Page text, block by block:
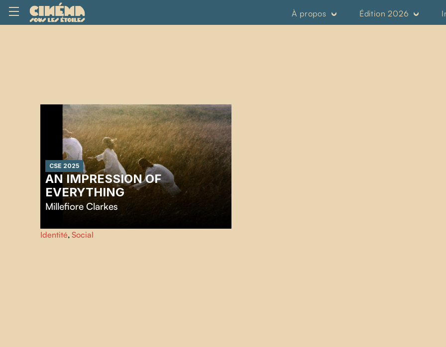
À propos Édition 2026
CSE 2025
AN IMPRESSION OF
EVERYTHING
Millefiore Clarkes
Un film lyrique tente de saisir l'unité face à la division
mondiale croissante, avec des images de productions,
Identité, Social